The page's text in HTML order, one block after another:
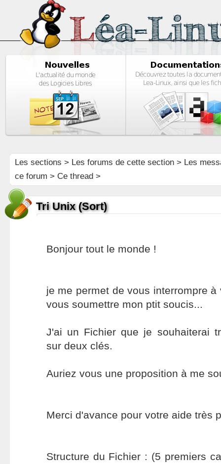
Les sections > Les forums de cette section> Les
ce forum > Ce thread >
Tri Unix (Sort)
Bonjour tout le monde !
je me permet de vous interrompre
vous soumettre mon ptit soucis...
J'ai un Fichier que je souhaiterai
sur deux clés.
Auriez vous une proposition à me
Merci d'avance pour votre aide très
Structure du Fichier : (5 premiers